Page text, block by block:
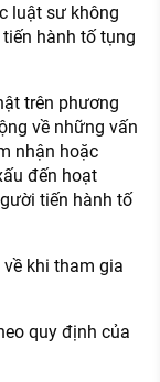
luật sư không
hành tố tụng
trên phương
về những vấn
nhận hoặc
đến hoạt
tiến hành tố
khi tham gia
quy định của